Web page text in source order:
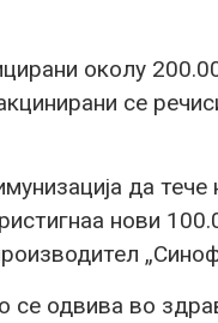
околу
се
да тече
нови
се одвива во